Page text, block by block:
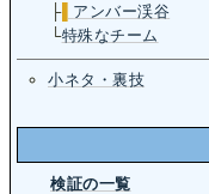
├▌ アンバー渓谷
└特殊なチーム
小ネタ・裏技
検証の一覧